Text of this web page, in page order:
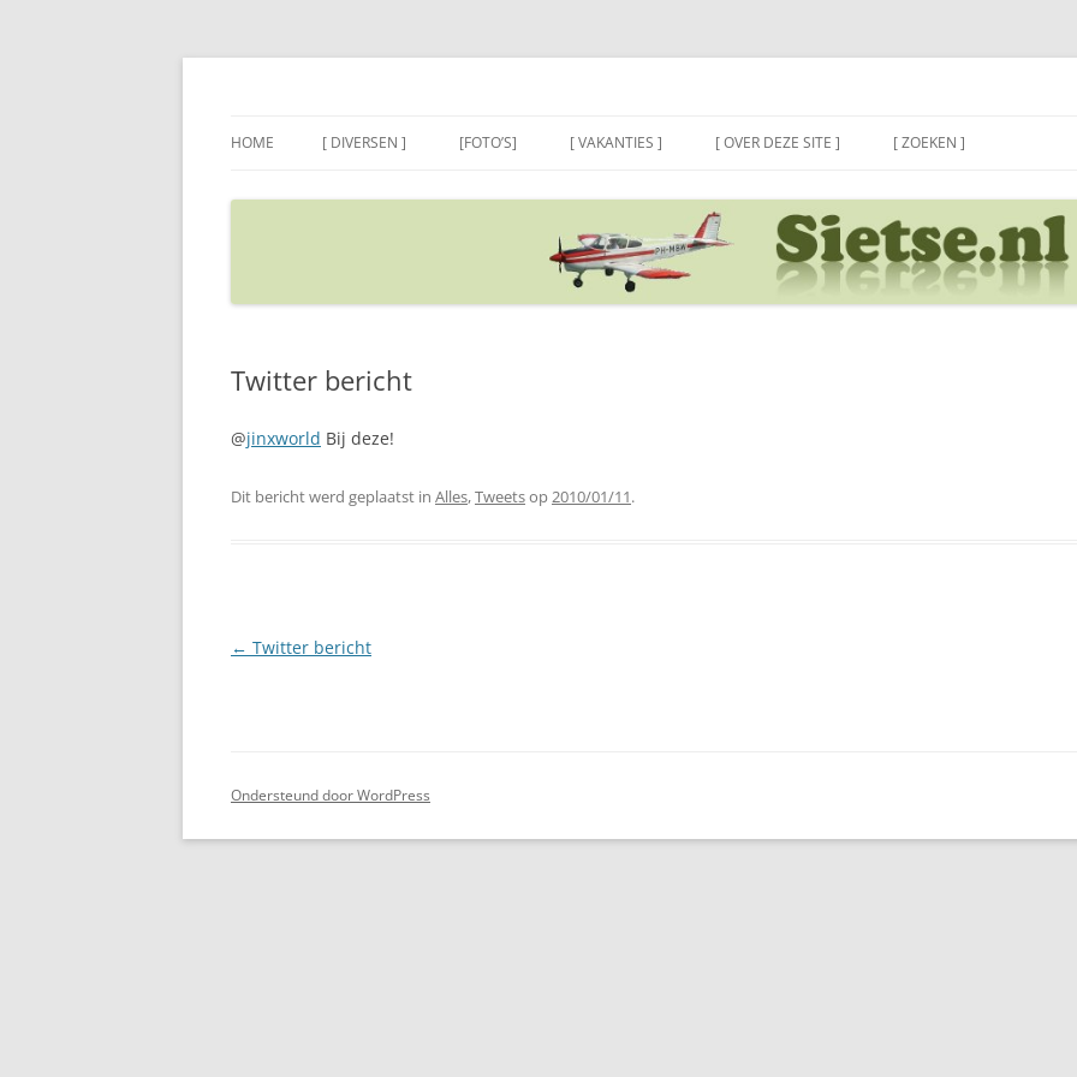
Ga
HOME [ DIVERSEN ] [FOTO’S] [ VAKANTIES ] [ OVER DEZE SITE ] [ ZOEKEN ]
Twitter bericht
@jinxworld Bij deze!
Dit bericht werd geplaatst in Alles,Tweetsop2010/01/11.
Berichtnavigatie
← Twitter bericht
Ondersteund door WordPress